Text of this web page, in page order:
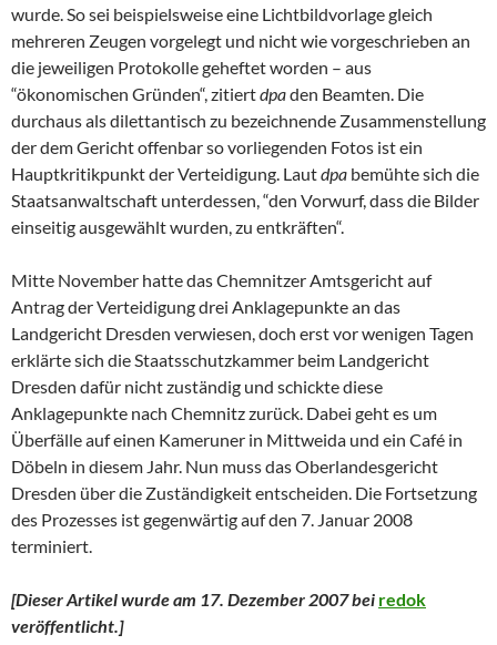
wurde. So sei beispielsweise eine Lichtbildvorlage gleich
mehreren Zeugen vorgelegt und nicht wie vorgeschrieben an
die jeweiligen Protokolle geheftet worden – aus
“ökonomischen Gründen“, zitiertdpaden Beamten. Die
durchaus als dilettantisch zu bezeichnende Zusammenstellung
der dem Gericht offenbar so vorliegenden Fotos ist ein
Hauptkritikpunkt der Verteidigung. Lautdpa bemühte sich die
Staatsanwaltschaft unterdessen, “den Vorwurf, dass die Bilder
einseitig ausgewählt wurden, zu entkräften“.
Mitte November hatte das Chemnitzer Amtsgericht auf
Antrag der Verteidigung drei Anklagepunkte an das
Landgericht Dresden verwiesen, doch erst vor wenigen Tagen
erklärte sich die Staatsschutzkammer beim Landgericht
Dresden dafür nicht zuständig und schickte diese
Anklagepunkte nach Chemnitz zurück. Dabei geht es um
Überfälle auf einen Kameruner in Mittweida und ein Café in
Döbeln in diesem Jahr. Nun muss das Oberlandesgericht
Dresden über die Zuständigkeit entscheiden. Die Fortsetzung
des Prozesses ist gegenwärtig auf den 7. Januar 2008
terminiert.
[Dieser Artikel wurde am 17. Dezember 2007 bei redok
veröffentlicht.]